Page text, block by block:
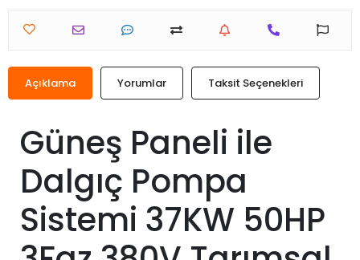
Açıklama Yorumlar Taksit Seçenekleri
Güneş Paneli ile
Dalgıç Pompa
Sistemi 37KW 50HP